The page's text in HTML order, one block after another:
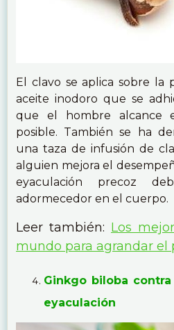
El clavo se aplica sobre la
aceite inodoro que se
que el hombre alcance
posible. También se ha
una taza de infusión de
alguien mejora el
eyaculación precoz
adormecedor en el cuerpo.
Leer también: Los
mundo para agrandar el
Ginkgo biloba
eyaculación